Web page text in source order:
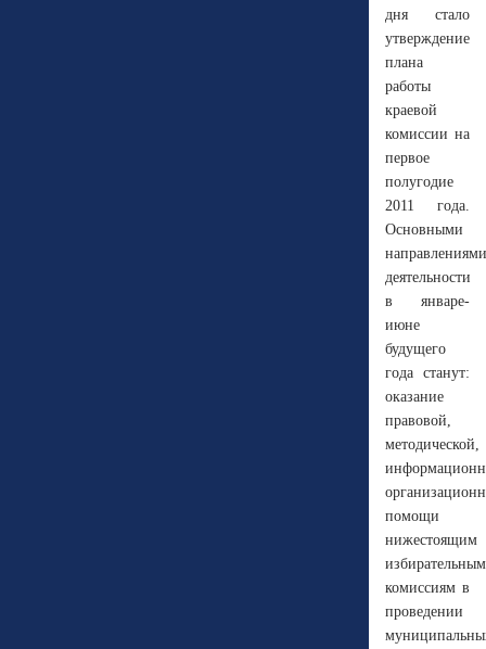
дня стало
утверждение
плана
работы
краевой
комиссии на
первое
полугодие
2011 года.
Основными
направлениями
деятельности
в январе-
июне
будущего
года станут:
оказание
правовой,
методической,
помощи
нижестоящим
избирательным
комиссиям в
проведении